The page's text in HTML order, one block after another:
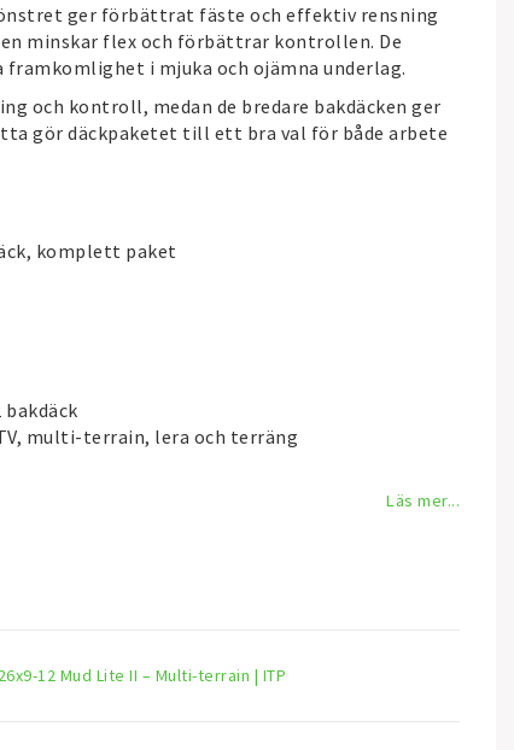
ger förbättrat fäste och effektiv rensning
minskar flex och förbättrar kontrollen. De
framkomlighet i mjuka och ojämna underlag.
och kontroll, medan de bredare bakdäcken ger
gör däckpaketet till ett bra val för både arbete
komplett paket
multi-terrain, lera och terräng
Läs mer...
12 Mud Lite II – Multi-terrain | ITP